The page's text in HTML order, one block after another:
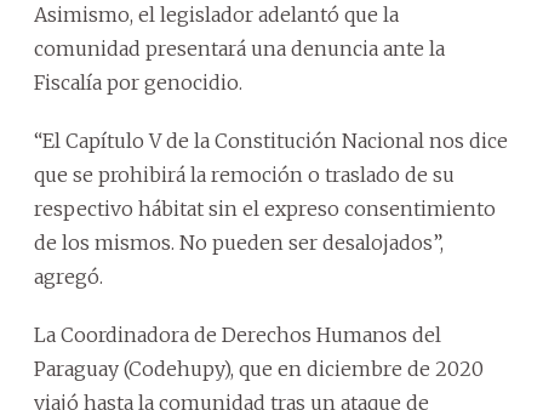
Asimismo, el legislador adelantó que la
comunidad presentará una denuncia ante la
Fiscalía por genocidio.
“El Capítulo V de la Constitución Nacional nos dice
que se prohibirá la remoción o traslado de su
respectivo hábitat sin el expreso consentimiento
de los mismos. No pueden ser desalojados”,
agregó.
La Coordinadora de Derechos Humanos del
Paraguay (Codehupy), que en diciembre de 2020
viajó hasta la comunidad tras un ataque de